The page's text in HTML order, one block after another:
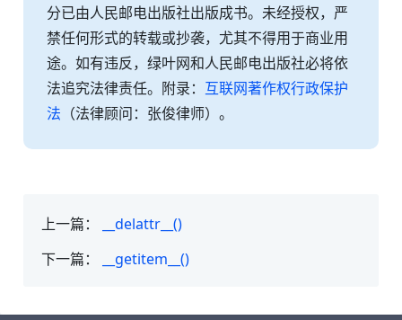
分已由人民邮电出版社出版成书。未经授权，严
禁任何形式的转载或抄袭，尤其不得用于商业用
途。如有违反，绿叶网和人民邮电出版社必将依
法追究法律责任。附录： 互联网著作权行政保护
法 （法律顾问：张俊律师）。
上一篇：
__delattr__()
下一篇：
__getitem__()